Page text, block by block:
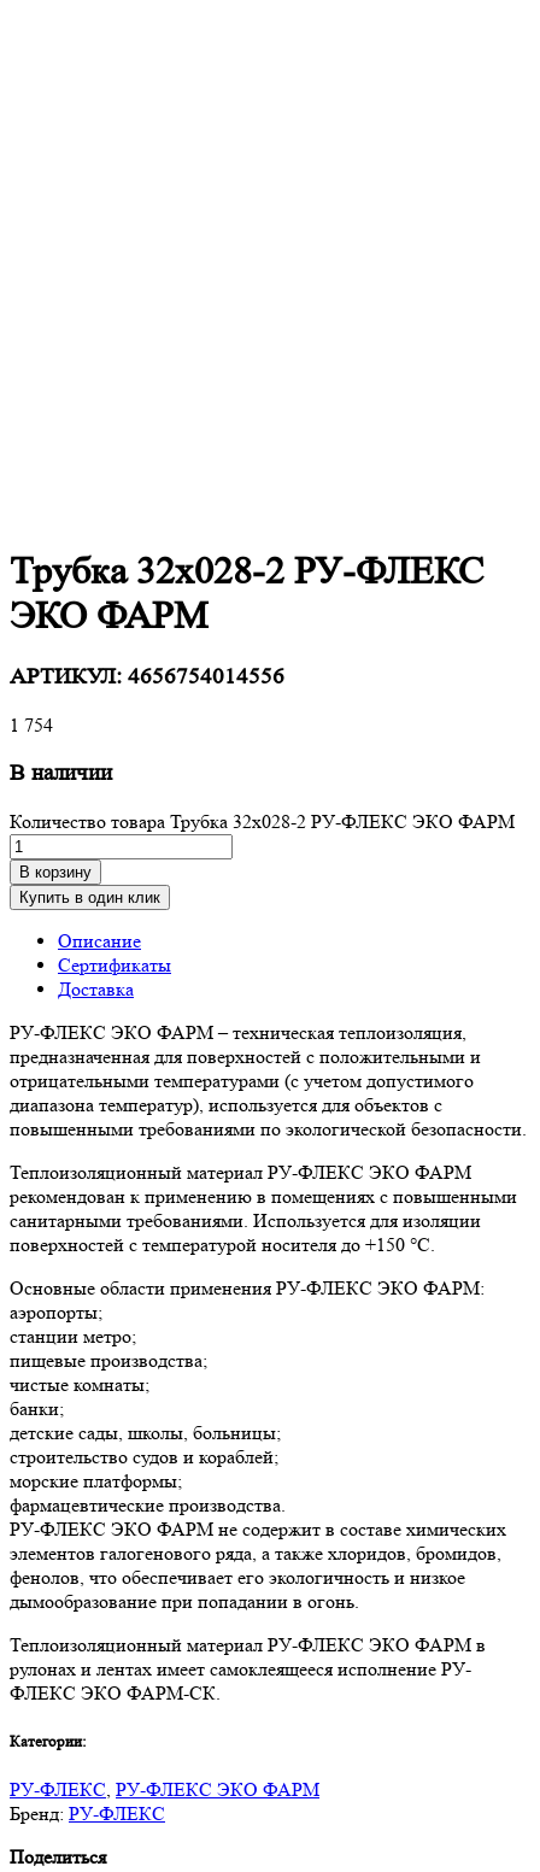
Трубка 32х028-2 РУ-ФЛЕКС
ЭКО ФАРМ
АРТИКУЛ: 4656754014556
1 754
В наличии
Количество товара Трубка 32х028-2 РУ-ФЛЕКС ЭКО ФАРМ
В корзину
Купить в один клик
Описание
Сертификаты
Доставка
РУ-ФЛЕКС ЭКО ФАРМ – техническая теплоизоляция,
предназначенная для поверхностей с положительными и
отрицательными температурами (с учетом допустимого
диапазона температур), используется для объектов с
повышенными требованиями по экологической безопасности.
Теплоизоляционный материал РУ-ФЛЕКС ЭКО ФАРМ
рекомендован к применению в помещениях с повышенными
санитарными требованиями. Используется для изоляции
поверхностей с температурой носителя до +150 °С.
Основные области применения РУ-ФЛЕКС ЭКО ФАРМ:
аэропорты;
станции метро;
пищевые производства;
чистые комнаты;
банки;
детские сады, школы, больницы;
строительство судов и кораблей;
морские платформы;
фармацевтические производства.
РУ-ФЛЕКС ЭКО ФАРМ не содержит в составе химических
элементов галогенового ряда, а также хлоридов, бромидов,
фенолов, что обеспечивает его экологичность и низкое
дымообразование при попадании в огонь.
Теплоизоляционный материал РУ-ФЛЕКС ЭКО ФАРМ в
рулонах и лентах имеет самоклеящееся исполнение РУ-
ФЛЕКС ЭКО ФАРМ-СК.
Категории:
РУ-ФЛЕКС, РУ-ФЛЕКС ЭКО ФАРМ
Бренд: РУ-ФЛЕКС
Поделиться